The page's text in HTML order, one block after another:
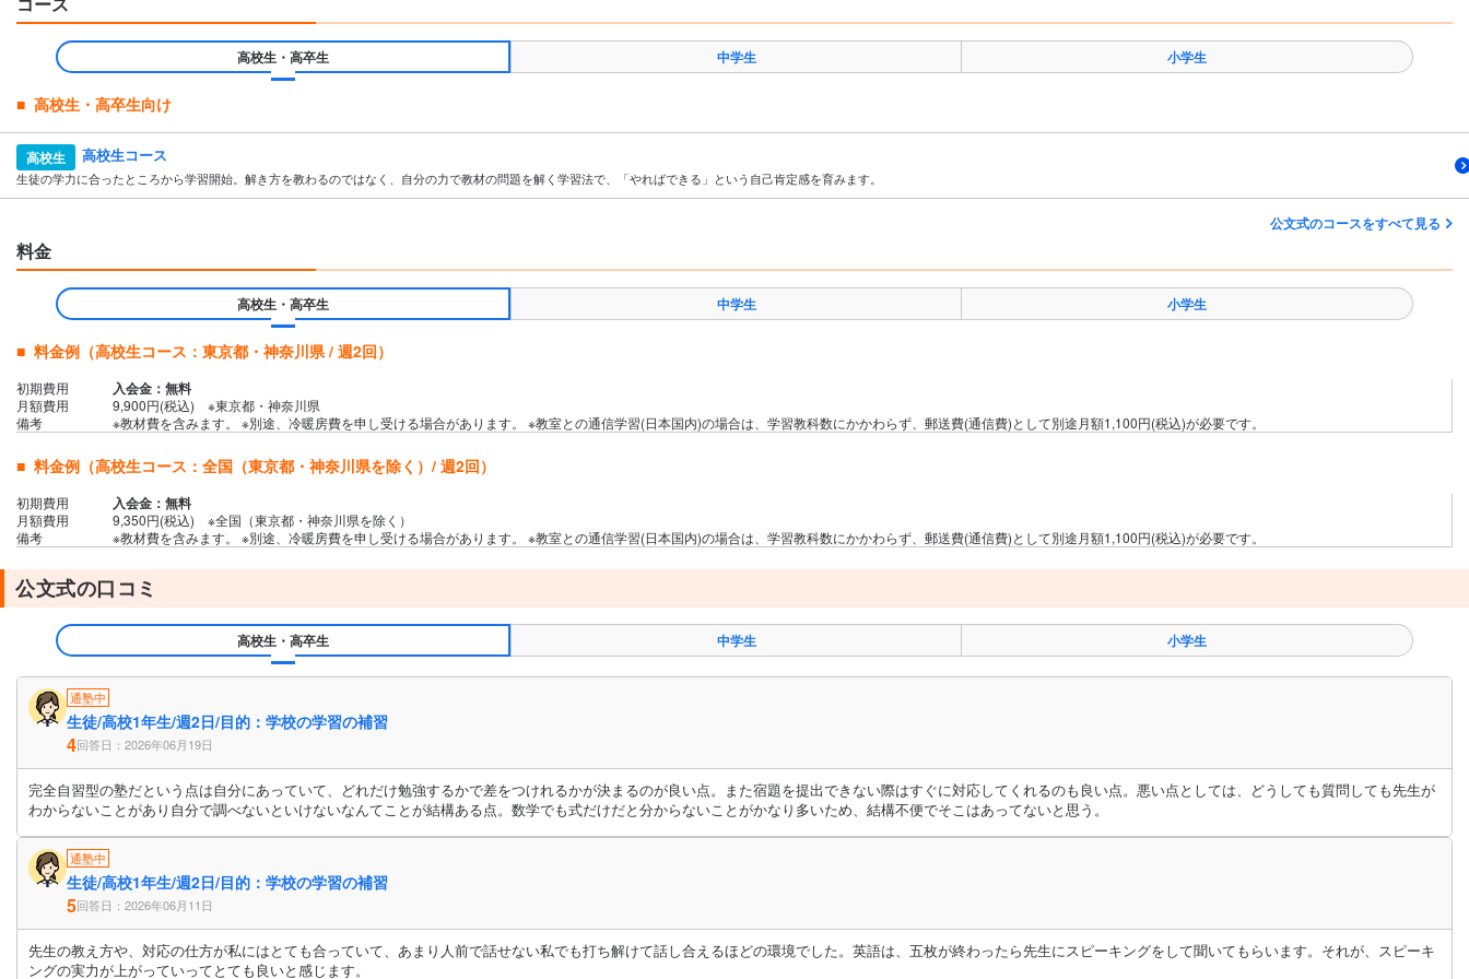
高校生・高卒生 中学生 小学生
高校生・高卒生向け
高校生 高校生コース
生徒の学力に合ったところから学習開始。解き方を教わるのではなく、自分の力で教材の問題を解く学習法で、「やればできる」という自己肯定感を育みます。
公文式のコースをすべて見る
料金
高校生・高卒生 中学生 小学生
料金例（高校生コース：東京都・神奈川県 / 週2回）
初期費用 入会金：無料
月額費用
9,900円(税込) ※東京都・神奈川県
備考
※教材費を含みます。 ※別途、冷暖房費を申し受ける場合があります。 ※教室との通信学習(日本国内)の場合は、学習教科数にかかわらず、郵送費(通信費)として別途月額1,100円(税込)が必要です。
料金例（高校生コース：全国（東京都・神奈川県を除く）/ 週2回）
初期費用 入会金：無料
月額費用
9,350円(税込) ※全国（東京都・神奈川県を除く）
備考
※教材費を含みます。 ※別途、冷暖房費を申し受ける場合があります。 ※教室との通信学習(日本国内)の場合は、学習教科数にかかわらず、郵送費(通信費)として別途月額1,100円(税込)が必要です。
公文式の口コミ
高校生・高卒生 中学生 小学生
通塾中
生徒/高校1年生/週2日/目的：学校の学習の補習
4回答日：2026年06月19日
完全自習型の塾だという点は自分にあっていて、どれだけ勉強するかで差をつけれるかが決まるのが良い点。また宿題を提出できない際はすぐに対応してくれるのも良い点。悪い点としては、どうしても質問しても先生が
わからないことがあり自分で調べないといけないなんてことが結構ある点。数学でも式だけだと分からないことがかなり多いため、結構不便でそこはあってないと思う。
通塾中
生徒/高校1年生/週2日/目的：学校の学習の補習
5回答日：2026年06月11日
先生の教え方や、対応の仕方が私にはとても合っていて、あまり人前で話せない私でも打ち解けて話し合えるほどの環境でした。英語は、五枚が終わったら先生にスピーキングをして聞いてもらいます。それが、スピーキ
ングの実力が上がっていってとても良いと感じます。